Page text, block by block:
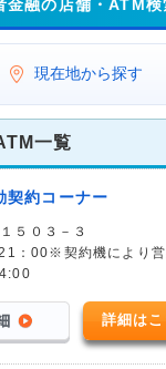
金融の店舗・ATM検
現在地から探す
一覧
契約コーナー
５０３－３
：00※契約機により営
詳細は